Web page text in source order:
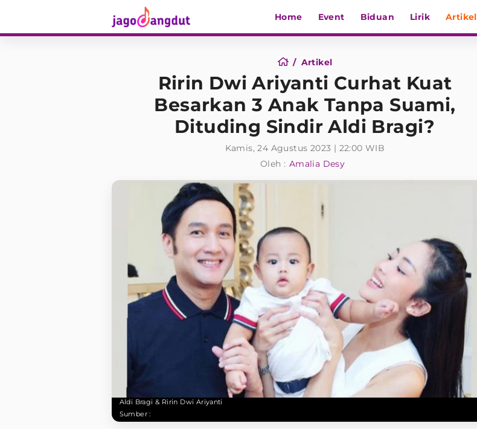
Home Event Biduan Lirik Artikel
Artikel
Ririn Dwi Ariyanti Curhat Kuat
Besarkan 3 Anak Tanpa Suami,
Dituding Sindir Aldi Bragi?
Kamis, 24 Agustus 2023 | 22:00 WIB
Oleh : Amalia Desy
Aldi Bragi & Ririn Dwi Ariyanti
Sumber :